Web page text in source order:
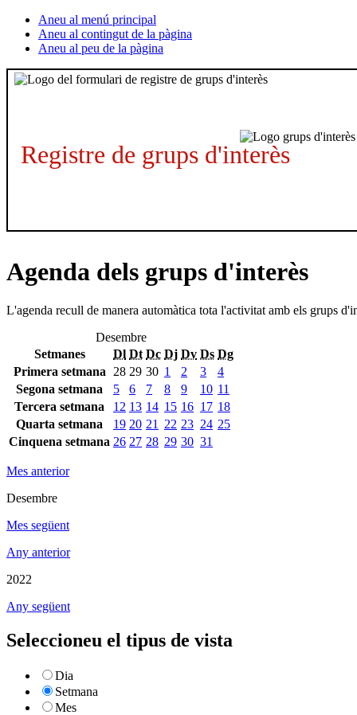
Aneu al menú principal
Aneu al contingut de la pàgina
Aneu al peu de la pàgina
Registre de grups d'interès
Agenda dels grups d'interès
L'agenda recull de manera automàtica tota l'activitat amb els grups
Desembre
Setmanes
Dl Dt Dc Dj Dv Ds Dg
Primera setmana
28 29 30 1 2 3
4
Segona setmana
5 6 7 8 9 10 11
Tercera setmana
12 13 14 15 16 17 18
Quarta setmana
19 20 21 22 23 24 25
Cinquena setmana 26 27 28 29 30 31
Mes anterior
Desembre
Mes següent
Any anterior
2022
Any següent
Seleccioneu el tipus de vista
Dia
Setmana
Mes